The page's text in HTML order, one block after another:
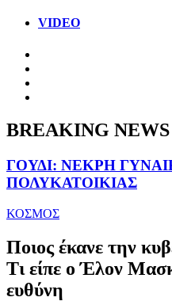
VIDEO
BREAKING NEWS
ΓΟΥΔΙ: ΝΕΚΡΗ
ΠΟΛΥΚΑΤΟΙΚΙΑΣ
ΚΟΣΜΟΣ
Ποιος έκανε την
Τι είπε ο Έλον
ευθύνη